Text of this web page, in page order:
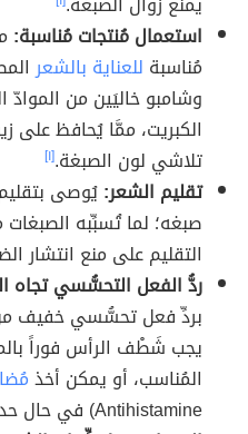
استعمال مُنتجات مُناسبة:
مُناسبة للعناية بالشعر
وشامبو خاليَين من الموادّ
الكبريت، ممَّا يُحافظ على
تلاشي لون الصبغة.[١]
تقليم الشعر:يُوصى
صبغه؛ لما تُسبِّبه
التقليم على منع انتشار
ردُّ الفعل التحسُّسي تجاه
بردِّ فعل تحسُّسي خفيف
يجب شَطْف الرأس فوراً
المُناسب، أو يمكن أخذ
Antihistamine) في حال حدوث التهاب للجلد، أو حكَّة.